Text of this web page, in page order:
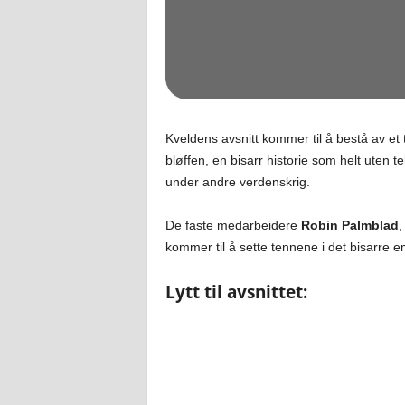
Kveldens avsnitt kommer til å bestå av
bløffen, en bisarr historie som helt uten
under andre verdenskrig.
De faste medarbeidere Robin Palmblad
kommer til å sette tennene i det bisarre
Lytt til avsnittet: